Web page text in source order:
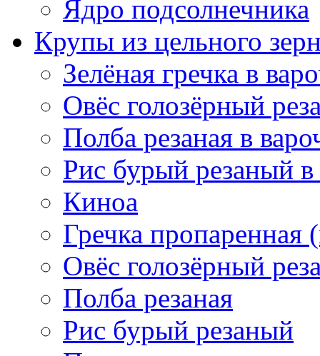
Ядро подсолнечника
Крупы из цельного
Зелёная гречка в
Овёс голозёрный
Полба резаная в
Рис бурый резаный в
Киноа
Гречка пропаренная
Овёс голозёрный
Полба резаная
Рис бурый резаный